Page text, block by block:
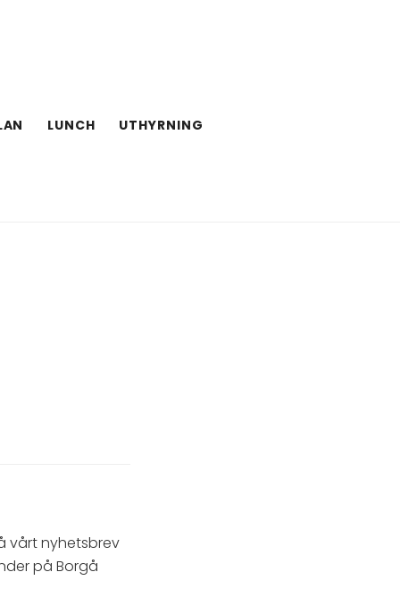
LUNCH UTHYRNING
vårt nyhetsbrev
på Borgå